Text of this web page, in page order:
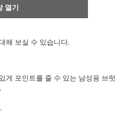
열기
해 보실 수 있습니다.
게 포인트를 줄 수 있는 남성용 브럿